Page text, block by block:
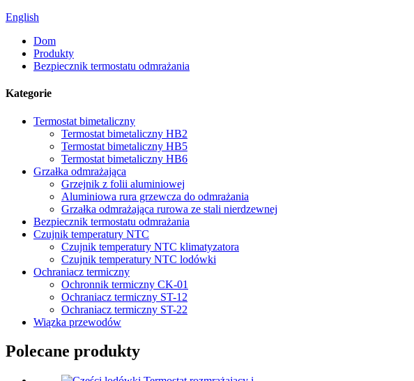
English
Dom
Produkty
Bezpiecznik termostatu odmrażania
Kategorie
Termostat bimetaliczny
Termostat bimetaliczny HB2
Termostat bimetaliczny HB5
Termostat bimetaliczny HB6
Grzałka odmrażająca
Grzejnik z folii aluminiowej
Aluminiowa rura grzewcza do odmrażania
Grzałka odmrażająca rurowa ze stali nierdzewnej
Bezpiecznik termostatu odmrażania
Czujnik temperatury NTC
Czujnik temperatury NTC klimatyzatora
Czujnik temperatury NTC lodówki
Ochraniacz termiczny
Ochronnik termiczny CK-01
Ochraniacz termiczny ST-12
Ochraniacz termiczny ST-22
Wiązka przewodów
Polecane produkty